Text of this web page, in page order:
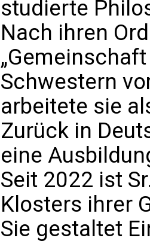
studierte
Nach ihren
Schwestern
arbeitete sie
Zurück in
eine
Seit 2022 ist
Klosters ihrer
Sie gestaltet